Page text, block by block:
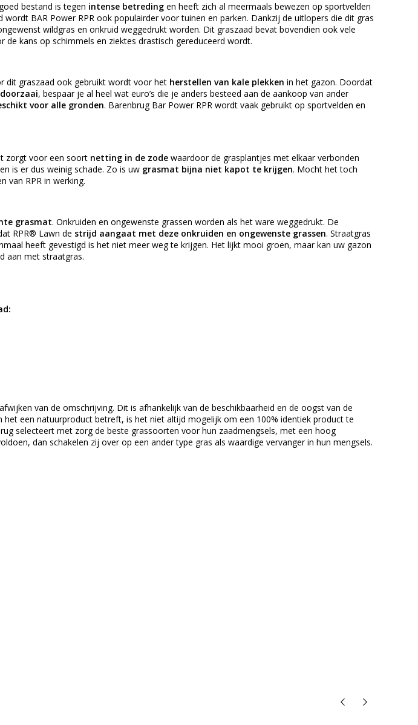
bestand is tegen intense betreding en heeft zich al meermaals bewezen op sportvelden
BAR Power RPR ook populairder voor tuinen en parken. Dankzij de uitlopers die dit gras
wildgras en onkruid weggedrukt worden. Dit graszaad bevat bovendien ook vele
de kans op schimmels en ziektes drastisch gereduceerd wordt.
dit graszaad ook gebruikt wordt voor het herstellen van kale plekken in het gazon. Doordat
, bespaar je al heel wat euro’s die je anders besteed aan de aankoop van ander
voor alle gronden. Barenbrug Bar Power RPR wordt vaak gebruikt op sportvelden en
zorgt voor een soort netting in de zode waardoor de grasplantjes met elkaar verbonden
is er dus weinig schade. Zo is uw grasmat bijna niet kapot te krijgen. Mocht het toch
van RPR in werking.
grasmat. Onkruiden en ongewenste grassen worden als het ware weggedrukt. De
RPR® Lawn de strijd aangaat met deze onkruiden en ongewenste grassen. Straatgras
heeft gevestigd is het niet meer weg te krijgen. Het lijkt mooi groen, maar kan uw gazon
aan met straatgras.
van de omschrijving. Dit is afhankelijk van de beschikbaarheid en de oogst van de
het een natuurproduct betreft, is het niet altijd mogelijk om een 100% identiek product te
selecteert met zorg de beste grassoorten voor hun zaadmengsels, met een hoog
dan schakelen zij over op een ander type gras als waardige vervanger in hun mengsels.